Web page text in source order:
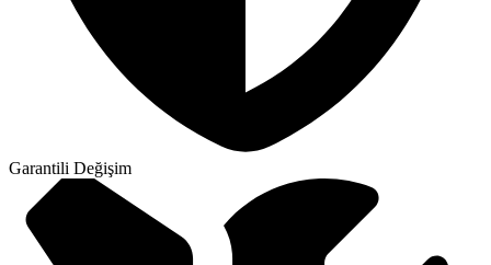
Garantili Değişim